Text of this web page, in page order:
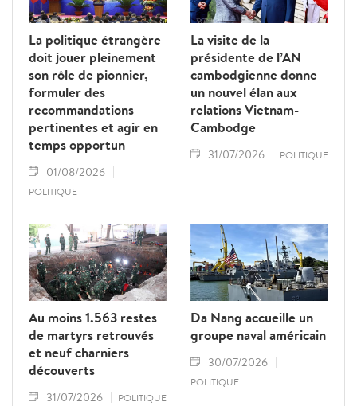
La politique étrangère
doit jouer pleinement
son rôle de pionnier,
formuler des
recommandations
pertinentes et agir en
temps opportun
01/08/2026
POLITIQUE
La visite de la
présidente de l’AN
cambodgienne donne
un nouvel élan aux
relations Vietnam-
Cambodge
31/07/2026 POLITIQUE
Au moins 1.563 restes
de martyrs retrouvés
et neuf charniers
découverts
31/07/2026 POLITIQUE
Da Nang accueille un
groupe naval américain
30/07/2026
POLITIQUE